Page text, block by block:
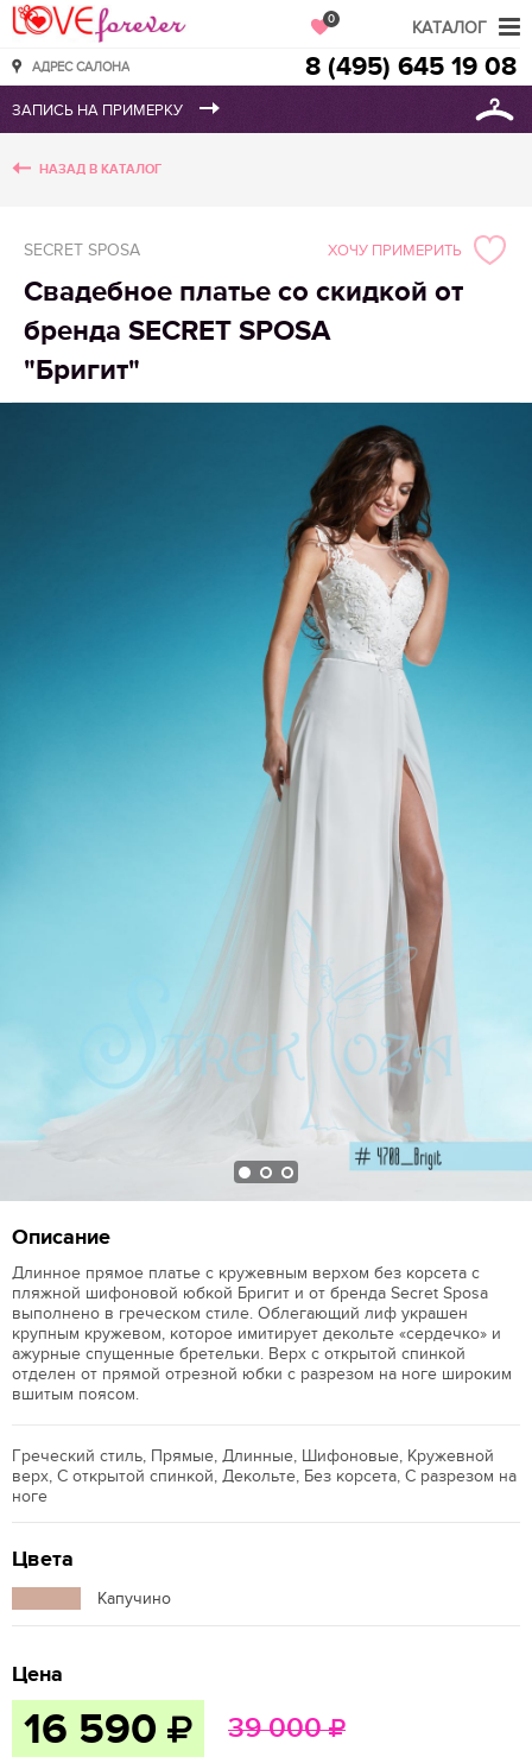
Love Forever
АДРЕС САЛОНА
0
8 (495) 645 19 08
НАЗАД В КАТАЛОГ
SECRET SPOSA
Свадебное платье со скидкой от
бренда SECRET SPOSA
"Бригит"
ХОЧУ ПРИМЕРИТЬ
Описание
Длинное прямое платье с кружевным верхом без корсета с
пляжной шифоновой юбкой Бригит и от бренда Secret Sposa
выполнено в греческом стиле. Облегающий лиф украшен
крупным кружевом, которое имитирует декольте «сердечко» и
ажурные спущенные бретельки. Верх с открытой спинкой
отделен от прямой отрезной юбки с разрезом на ноге широким
вшитым поясом.
Греческий стиль, Прямые, Длинные, Шифоновые, Кружевной
верх, С открытой спинкой, Декольте, Без корсета, С разрезом на
ноге
Цвета
Капучино
Цена
16 590 39 000
КАТАЛОГ